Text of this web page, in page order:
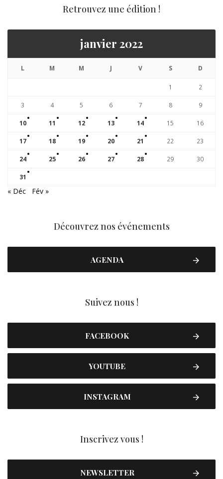
Retrouvez une édition !
janvier 2022
L M M J V S D
1 2
3 4 5 6 7 8 9
10 11 12 13 14 15 16
17 18 19 20 21 22 23
24 25 26 27 28 29 30
31
« Déc Fév »
Découvrez nos événements
AGENDA
Suivez nous !
FACEBOOK
YOUTUBE
INSTAGRAM
Inscrivez vous !
NEWSLETTER